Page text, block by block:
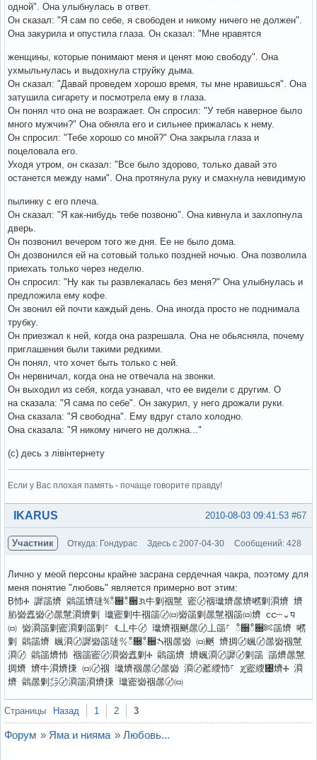
одной". Она улыбнулась в ответ.
Он сказал: "Я сам по себе, я свободен и никому ничего не должен".
Она закурила и опустила глаза. Он сказал: "Мне нравятся
женщины, которые понимают меня и ценят мою свободу". Она
ухмыльнулась и выдохнула струйку дыма.
Он сказал: "Давай проведем хорошо время, ты мне нравишься". Она
затушила сигарету и посмотрела ему в глаза.
Он понял что она не возражает. Он спросил: "У тебя наверное было
много мужчин?" Она обняла его и сильнее прижалась к нему.
Он спросил: "Тебе хорошо со мной?" Она закрыла глаза и
поцеловала его.
Уходя утром, он сказал: "Все было здорово, только давай это
останется между нами". Она протянула руку и смахнула невидимую
пылинку с его плеча.
Он сказал: "Я как-нибудь тебе позвоню". Она кивнула и захлопнула
дверь.
Он позвонил вечером того же дня. Ее не было дома.
Он дозвонился ей на сотовый только поздней ночью. Она позволила
приехать только через неделю.
Он спросил: "Ну как ты развлекалась без меня?" Она улыбнулась и
предложила ему кофе.
Он звонил ей почти каждый день. Она иногда просто не поднимала
трубку.
Он приезжал к ней, когда она разрешала. Она не обьясняла, почему
приглашения были такими редкими.
Он понял, что хочет быть только с ней.
Он нервничал, когда она не отвечала на звонки.
Он выходил из себя, когда узнавал, что ее видели с другим. О
на сказала: "Я сама по себе". Он закурил, у него дрожали руки.
Она сказала: "Я свободна". Ему вдруг стало холодно.
Она сказала: "Я никому ничего не должна..."
(с) десь з лівінтернету
Если у Вас плохая память - почаще говорите правду!
Вне форума #67
2010-08-03 09:41:53
IKARUS
Участник Откуда: Гондурас Здесь с 2007-04-30 Сообщений: 428
Лично у меой персоны крайне засрана сердечная чакра, поэтому для
меня понятие "любовь" является примерно вот этим:
Ḅ㤄Ⰰ 䜄䈄㸄 䴄䈄㸄㼀℀ഀ਀ഀ਀ᜄ㐄㔄䄄䰄 䀄〄䄄㼄㸄㬄㸄㘄㔄㴄㸄 㸄
䐄㠄䘄㠄〄㬄䰄㴄㸄㔄 㼄䀄㔄㐄䄄䈄〄㈄㠄䈄㔄㬄䰄䄄䈄㈄㸄 ᴄင┄⌄ᤄ
㈄ 㠄㴄䈄㔄䀄㴄㔄䈄㔄⸀ ℄丄㐄〄 㼄㸄䄄䬄㬄〄丄䈄⸀ ഀ਀ഀ਀✄䈄㸄 㘄
㔄 䴄䈄㸄 㜄㴄〄䜄㠄䈄㼀℀ഀ਀ഀ਀ᔄ䄄㬄㠄 ㈄䬄 㸄㨄〄㜄〄㬄㠄䄄䰄
㴄〄 䴄䈄㸄㤄 䄄䈄䀄〄㴄㠄䘄㔄Ⰰ 䴄䈄㸄 㸄㜄㴄〄䜄〄㔄䈄 䈄㸄㬄䰄
㨄㸄 㸄㐄㴄㸄㨀 ㈄〄䄄 㼄㸄䄄㬄〄㬄㠄 㴄〄䔄䌄㤄⸀ ጄ䀄䌄㄄㸄Ⰰ 㴄
㸄 䴄㬄㔄㌄〄㴄䈄㴄㸄㨀 㼄䀄㠄䄄㬄〄㈄
Вне форума
Страницы Назад 1 2 3
Форум » Яма и нияма » Любовь...